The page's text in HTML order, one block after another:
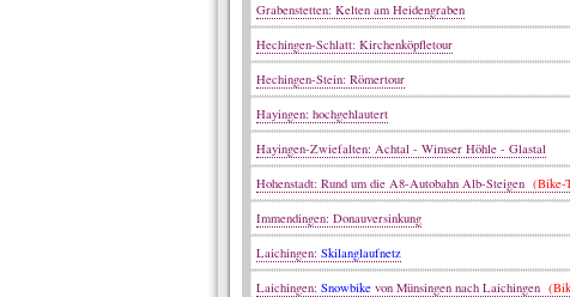
Grabenstetten: Kelten am Heidengraben
Hechingen-Schlatt: Kirchenköpfletour
Hechingen-Stein: Römertour
Hayingen: hochgehlautert
Hayingen-Zwiefalten: Achtal - Wimser Höhle - Glastal
Hohenstadt: Rund um die A8-Autobahn Alb-Steigen (Bike-
Immendingen: Donauversinkung
Laichingen: Skilanglaufnetz
Laichingen: Snowbike von Münsingen nach Laichingen